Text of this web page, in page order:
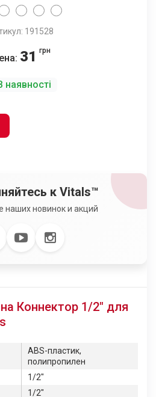
191528
31 грн
наявності
к Vitals™
наших новинок и акций
Коннектор 1/2" для
ABS-пластик,
полипропилен
1/2"
1/2"